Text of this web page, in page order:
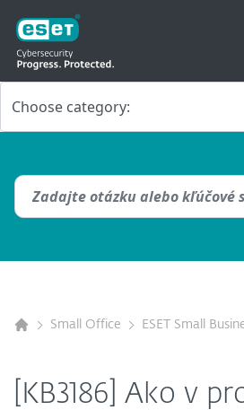
Small Office ESET Small
[KB3186] Ako v